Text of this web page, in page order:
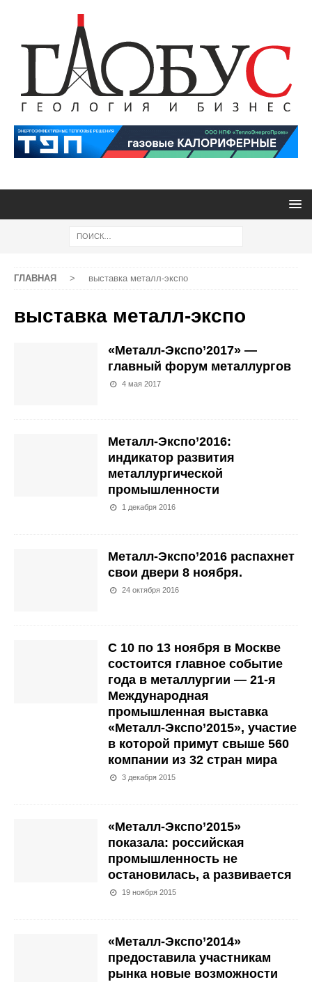
ГЛАВНАЯ > выставка металл-экспо
выставка металл-экспо
«Металл-Экспо’2017» —
главный форум металлургов
4 мая 2017
Металл-Экспо’2016:
индикатор развития
металлургической
промышленности
1 декабря 2016
Металл-Экспо’2016 распахнет
свои двери 8 ноября.
24 октября 2016
С 10 по 13 ноября в Москве
состоится главное событие
года в металлургии — 21-я
Международная
промышленная выставка
«Металл-Экспо’2015», участие
в которой примут свыше 560
компании из 32 стран мира
3 декабря 2015
«Металл-Экспо’2015»
показала: российская
промышленность не
остановилась, а развивается
19 ноября 2015
«Металл-Экспо’2014»
предоставила участникам
рынка новые возможности